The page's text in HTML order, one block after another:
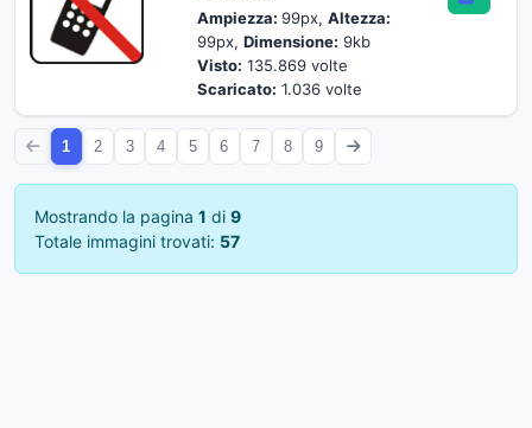
Ampiezza: 99px, Altezza:
99px, Dimensione: 9kb
Visto: 135.869 volte
Scaricato: 1.036 volte
1 2 3 4 5 6 7 8 9
Mostrando la pagina 1 di 9
Totale immagini trovati: 57